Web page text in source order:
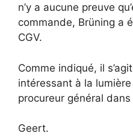
n’y a aucune preuve
commande, Brüning a
CGV.
Comme indiqué, il
intéressant à la lumière
procureur général dans
Geert.